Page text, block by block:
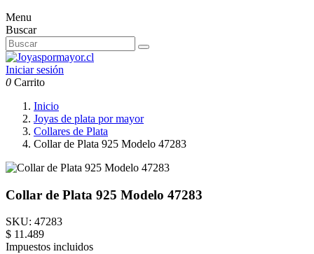
Menu
Buscar
Iniciar sesión
0 Carrito
Inicio
Joyas de plata por mayor
Collares de Plata
Collar de Plata 925 Modelo 47283
Collar de Plata 925 Modelo 47283
SKU: 47283
$ 11.489
Impuestos incluidos